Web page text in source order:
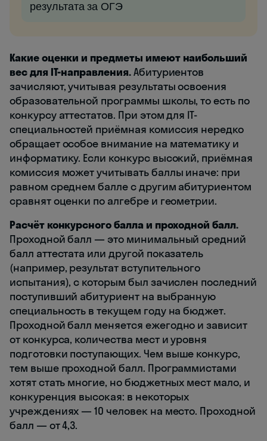
результата за ОГЭ
Какие оценки и предметы имеют наибольший
вес для IT-направления.Абитуриентов
зачисляют, учитывая результаты освоения
образовательной программы школы, то есть по
конкурсу аттестатов. При этом для IT-
специальностей приёмная комиссия нередко
обращает особое внимание на математику и
информатику. Если конкурс высокий, приёмная
комиссия может учитывать баллы иначе: при
равном среднем балле с другим абитуриентом
сравнят оценки по алгебре и геометрии.
Расчёт конкурсного балла и проходной балл.
Проходной балл — это минимальный средний
балл аттестата или другой показатель
(например, результат вступительного
испытания), с которым был зачислен последний
поступивший абитуриент на выбранную
специальность в текущем году на бюджет.
Проходной балл меняется ежегодно и зависит
от конкурса, количества мест и уровня
подготовки поступающих. Чем выше конкурс,
тем выше проходной балл. Программистами
хотят стать многие, но бюджетных мест мало, и
конкуренция высокая: в некоторых
учреждениях — 10 человек на место. Проходной
балл — от 4,3.